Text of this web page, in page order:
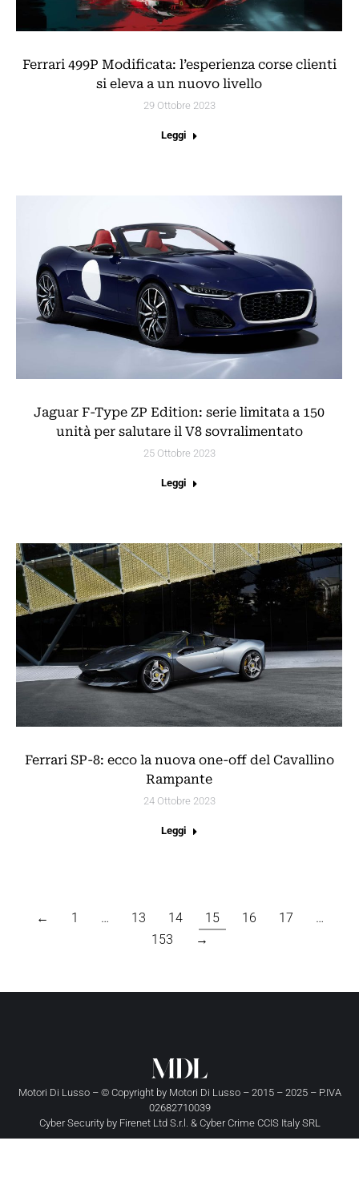
Ferrari 499P Modificata: l’esperienza corse clienti
si eleva a un nuovo livello
29 Ottobre 2023
Leggi
Jaguar F-Type ZP Edition: serie limitata a 150
unità per salutare il V8 sovralimentato
25 Ottobre 2023
Leggi
Ferrari SP-8: ecco la nuova one-off del Cavallino
Rampante
24 Ottobre 2023
Leggi
← 1 … 13 14 15 16 17
…
153
→
Motori Di Lusso – © Copyright by Motori Di Lusso– 2015 – 2025 – P.IVA
02682710039
Cyber Security by Firenet Ltd S.r.l. & Cyber Crime CCIS Italy SRL